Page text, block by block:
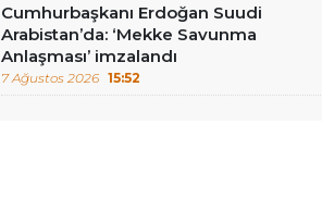
Cumhurbaşkanı Erdoğan Suudi
Arabistan’da: ‘Mekke Savunma
Anlaşması’ imzalandı
7 Ağustos 2026 15:52